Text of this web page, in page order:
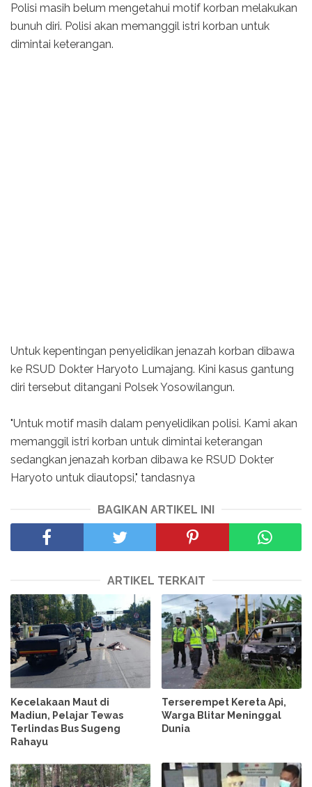
Polisi masih belum mengetahui motif korban melakukan
bunuh diri. Polisi akan memanggil istri korban untuk
dimintai keterangan.
Untuk kepentingan penyelidikan jenazah korban dibawa
ke RSUD Dokter Haryoto Lumajang. Kini kasus gantung
diri tersebut ditangani Polsek Yosowilangun.
"Untuk motif masih dalam penyelidikan polisi. Kami akan
memanggil istri korban untuk dimintai keterangan
sedangkan jenazah korban dibawa ke RSUD Dokter
Haryoto untuk diautopsi," tandasnya
BAGIKAN ARTIKEL INI
ARTIKEL TERKAIT
Kecelakaan Maut di
Madiun, Pelajar Tewas
Terlindas Bus Sugeng
Rahayu
Terserempet Kereta Api,
Warga Blitar Meninggal
Dunia